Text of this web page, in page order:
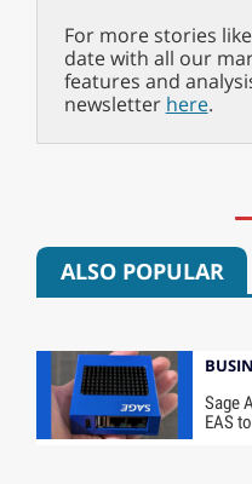
For more stories
date with all our
features and
newsletter here.
ALSO POPULAR
Sage
EAS